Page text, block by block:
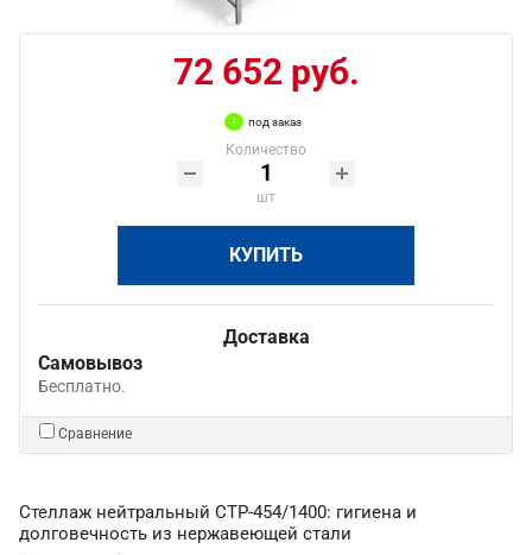
72 652 руб.
под заказ
Количество
шт
КУПИТЬ
Доставка
Самовывоз
Бесплатно.
Сравнение
Стеллаж нейтральный СТР-454/1400: гигиена и
долговечность из нержавеющей стали